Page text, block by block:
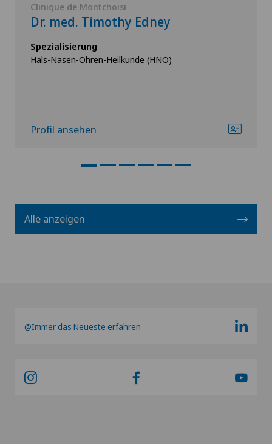
Clinique de Montchoisi
Dr. med. Timothy Edney
Spezialisierung
Hals-Nasen-Ohren-Heilkunde (HNO)
Profil ansehen
Alle anzeigen
@Immer das Neueste erfahren